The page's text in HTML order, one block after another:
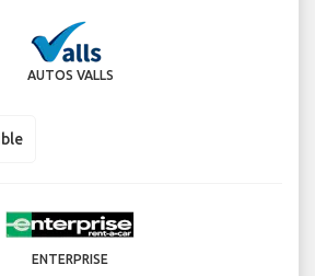
AUTOS VALLS
ENTERPRISE